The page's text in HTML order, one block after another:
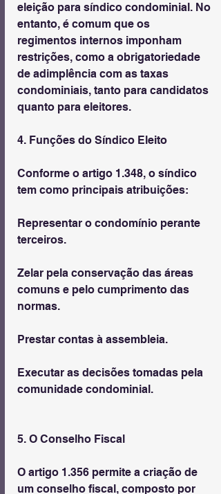
eleição para síndico condominial. No
entanto, é comum que os
regimentos internos imponham
restrições, como a obrigatoriedade
de adimplência com as taxas
condominiais, tanto para candidatos
quanto para eleitores.
4. Funções do Síndico Eleito
Conforme o artigo 1.348, o síndico
tem como principais atribuições:
Representar o condomínio perante
terceiros.
Zelar pela conservação das áreas
comuns e pelo cumprimento das
normas.
Prestar contas à assembleia.
Executar as decisões tomadas pela
comunidade condominial.
5. O Conselho Fiscal
O artigo 1.356 permite a criação de
um conselho fiscal, composto por